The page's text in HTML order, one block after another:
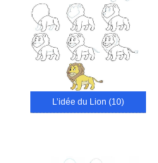
L’idée du Lion (10)